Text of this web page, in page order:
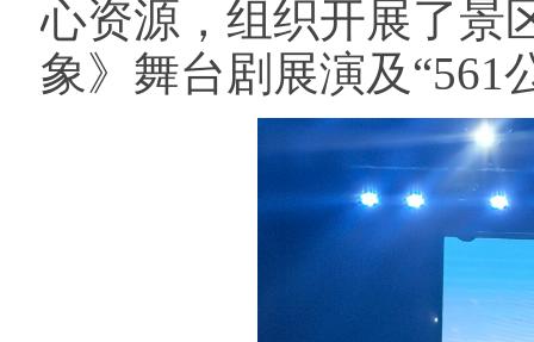
心资源，组织开展了景
象》舞台剧展演及“561